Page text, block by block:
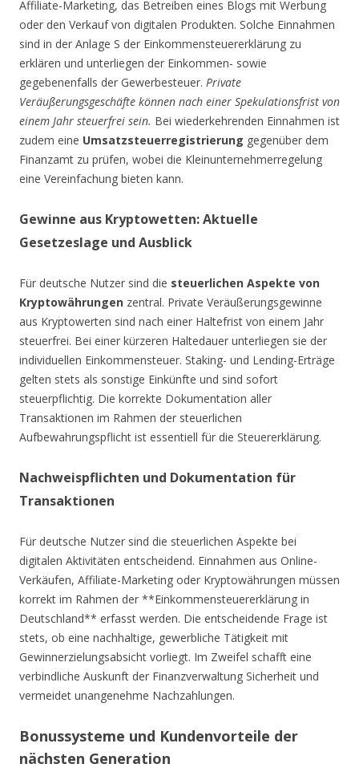
Affiliate-Marketing, das Betreiben eines Blogs mit Werbung
oder den Verkauf von digitalen Produkten. Solche Einnahmen
sind in der Anlage S der Einkommensteuererklärung zu
erklären und unterliegen der Einkommen- sowie
gegebenenfalls der Gewerbesteuer. Private
Veräußerungsgeschäfte können nach einer Spekulationsfrist von
einem Jahr steuerfrei sein. Bei wiederkehrenden Einnahmen ist
zudem eine Umsatzsteuerregistrierung gegenüber dem
Finanzamt zu prüfen, wobei die Kleinunternehmerregelung
eine Vereinfachung bieten kann.
Gewinne aus Kryptowetten: Aktuelle
Gesetzeslage und Ausblick
Für deutsche Nutzer sind die steuerlichen Aspekte von
Kryptowährungen zentral. Private Veräußerungsgewinne
aus Kryptowerten sind nach einer Haltefrist von einem Jahr
steuerfrei. Bei einer kürzeren Haltedauer unterliegen sie der
individuellen Einkommensteuer. Staking- und Lending-Erträge
gelten stets als sonstige Einkünfte und sind sofort
steuerpflichtig. Die korrekte Dokumentation aller
Transaktionen im Rahmen der steuerlichen
Aufbewahrungspflicht ist essentiell für die Steuererklärung.
Nachweispflichten und Dokumentation für
Transaktionen
Für deutsche Nutzer sind die steuerlichen Aspekte bei
digitalen Aktivitäten entscheidend. Einnahmen aus Online-
Verkäufen, Affiliate-Marketing oder Kryptowährungen müssen
korrekt im Rahmen der **Einkommensteuererklärung in
Deutschland** erfasst werden. Die entscheidende Frage ist
stets, ob eine nachhaltige, gewerbliche Tätigkeit mit
Gewinnerzielungsabsicht vorliegt. Im Zweifel schafft eine
verbindliche Auskunft der Finanzverwaltung Sicherheit und
vermeidet unangenehme Nachzahlungen.
Bonussysteme und Kundenvorteile der
nächsten Generation